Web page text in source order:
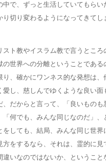
中で、ずっと生活していてもらい
り切り変わるようになってきてし
ト教やイスラム教で言うところ
の世界への分離ということである
り、確かにワンネス的な発想は、
愛し、慈しんでゆくような良い面
、だからと言って、「良いものも
「何でも、みんな同じなのだ」、
をしても、結局、みんな同じ世
方をするなら、それは、霊的に
いなのではないか、ということ